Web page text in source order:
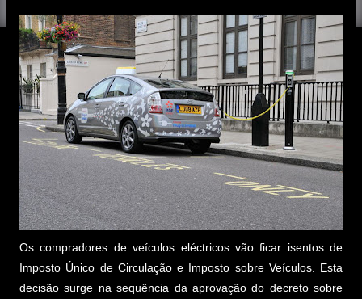
Os compradores de veículos eléctricos vão ficar isentos de
Imposto Único de Circulação e Imposto sobre Veículos. Esta
decisão surge na sequência da aprovação do decreto sobre